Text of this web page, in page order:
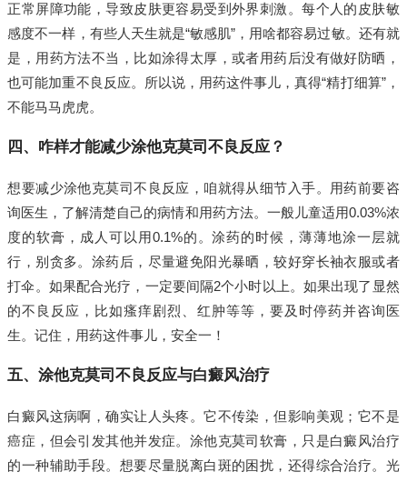
正常屏障功能，导致皮肤更容易受到外界刺激。每个人的皮肤敏
感度不一样，有些人天生就是“敏感肌”，用啥都容易过敏。还有就
是，用药方法不当，比如涂得太厚，或者用药后没有做好防晒，
也可能加重不良反应。所以说，用药这件事儿，真得“精打细算”，
不能马马虎虎。
四、咋样才能减少涂他克莫司不良反应？
想要减少涂他克莫司不良反应，咱就得从细节入手。用药前要咨
询医生，了解清楚自己的病情和用药方法。一般儿童适用0.03%浓
度的软膏，成人可以用0.1%的。涂药的时候，薄薄地涂一层就
行，别贪多。涂药后，尽量避免阳光暴晒，较好穿长袖衣服或者
打伞。如果配合光疗，一定要间隔2个小时以上。如果出现了显然
的不良反应，比如瘙痒剧烈、红肿等等，要及时停药并咨询医
生。记住，用药这件事儿，安全一！
五、涂他克莫司不良反应与白癜风治疗
白癜风这病啊，确实让人头疼。它不传染，但影响美观；它不是
癌症，但会引发其他并发症。涂他克莫司软膏，只是白癜风治疗
的一种辅助手段。想要尽量脱离白斑的困扰，还得综合治疗。光